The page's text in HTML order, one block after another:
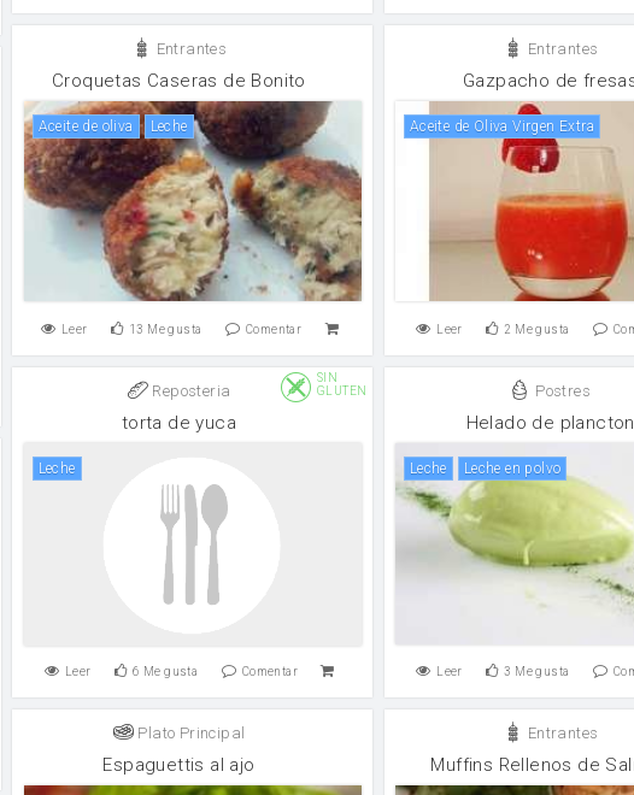
Entrantes
Croquetas Caseras de Bonito
aceite de oliva leche
Leer 13 Me gusta Comentar
Entrantes
Gazpacho de
Aceite de Oliva Virgen Extra
Leer 2 Me gusta
Reposteria
SIN
GLUTEN
torta de yuca
leche
Leer 6 Me gusta Comentar
Postres
Helado de plancton
leche leche en polvo
Leer 3 Me gusta
Plato Principal
Espaguettis al ajo
Entrantes
Muffins Rellenos de